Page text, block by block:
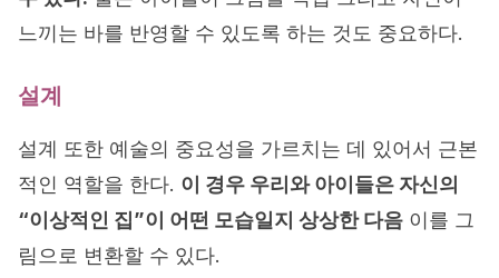
느끼는 바를 반영할 수 있도록 하는 것도 중요하다.
설계
설계 또한 예술의 중요성을 가르치는 데 있어서 근본
적인 역할을 한다. 이 경우 우리와 아이들은 자신의
“이상적인 집”이 어떤 모습일지 상상한 다음 이를 그
림으로 변환할 수 있다.